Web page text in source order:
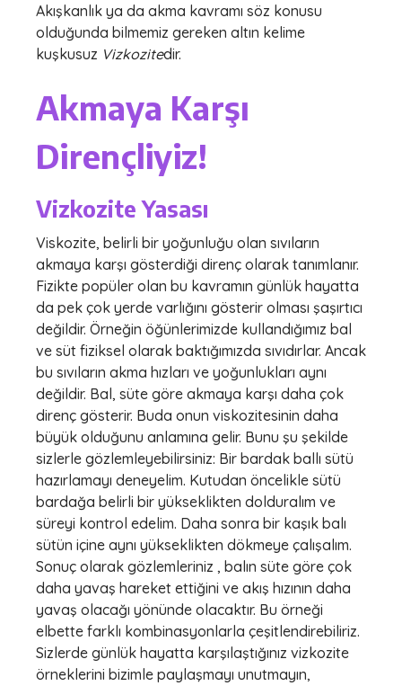
Akışkanlık ya da akma kavramı söz konusu
olduğunda bilmemiz gereken altın kelime
kuşkusuz Vizkozitedir.
Akmaya Karşı
Dirençliyiz!
Vizkozite Yasası
Viskozite, belirli bir yoğunluğu olan sıvıların
akmaya karşı gösterdiği direnç olarak tanımlanır.
Fizikte popüler olan bu kavramın günlük hayatta
da pek çok yerde varlığını gösterir olması şaşırtıcı
değildir. Örneğin öğünlerimizde kullandığımız bal
ve süt fiziksel olarak baktığımızda sıvıdırlar. Ancak
bu sıvıların akma hızları ve yoğunlukları aynı
değildir. Bal, süte göre akmaya karşı daha çok
direnç gösterir. Buda onun viskozitesinin daha
büyük olduğunu anlamına gelir. Bunu şu şekilde
sizlerle gözlemleyebilirsiniz: Bir bardak ballı sütü
hazırlamayı deneyelim. Kutudan öncelikle sütü
bardağa belirli bir yükseklikten dolduralım ve
süreyi kontrol edelim. Daha sonra bir kaşık balı
sütün içine aynı yükseklikten dökmeye çalışalım.
Sonuç olarak gözlemleriniz , balın süte göre çok
daha yavaş hareket ettiğini ve akış hızının daha
yavaş olacağı yönünde olacaktır. Bu örneği
elbette farklı kombinasyonlarla çeşitlendirebiliriz.
Sizlerde günlük hayatta karşılaştığınız vizkozite
örneklerini bizimle paylaşmayı unutmayın,